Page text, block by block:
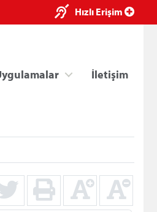
Hızlı Erişim
İletişim
×